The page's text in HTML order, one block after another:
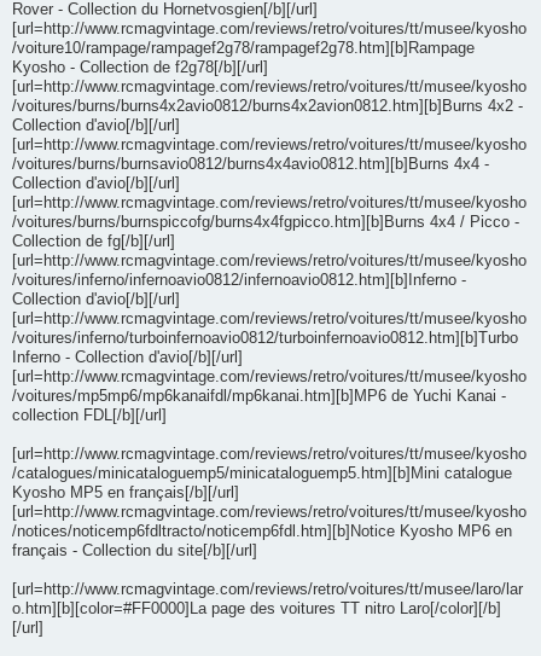
Rover - Collection du Hornetvosgien[/b][/url]
[url=http://www.rcmagvintage.com/reviews/retro/voitures/tt/musee/kyosho
/voiture10/rampage/rampagef2g78/rampagef2g78.htm][b]Rampage
Kyosho - Collection de f2g78[/b][/url]
[url=http://www.rcmagvintage.com/reviews/retro/voitures/tt/musee/kyosho
/voitures/burns/burns4x2avio0812/burns4x2avion0812.htm][b]Burns 4x2 -
Collection d'avio[/b][/url]
[url=http://www.rcmagvintage.com/reviews/retro/voitures/tt/musee/kyosho
/voitures/burns/burnsavio0812/burns4x4avio0812.htm][b]Burns 4x4 -
Collection d'avio[/b][/url]
[url=http://www.rcmagvintage.com/reviews/retro/voitures/tt/musee/kyosho
/voitures/burns/burnspiccofg/burns4x4fgpicco.htm][b]Burns 4x4 / Picco -
Collection de fg[/b][/url]
[url=http://www.rcmagvintage.com/reviews/retro/voitures/tt/musee/kyosho
/voitures/inferno/infernoavio0812/infernoavio0812.htm][b]Inferno -
Collection d'avio[/b][/url]
[url=http://www.rcmagvintage.com/reviews/retro/voitures/tt/musee/kyosho
/voitures/inferno/turboinfernoavio0812/turboinfernoavio0812.htm][b]Turbo
Inferno - Collection d'avio[/b][/url]
[url=http://www.rcmagvintage.com/reviews/retro/voitures/tt/musee/kyosho
/voitures/mp5mp6/mp6kanaifdl/mp6kanai.htm][b]MP6 de Yuchi Kanai -
collection FDL[/b][/url]
[url=http://www.rcmagvintage.com/reviews/retro/voitures/tt/musee/kyosho
/catalogues/minicataloguemp5/minicataloguemp5.htm][b]Mini catalogue
Kyosho MP5 en français[/b][/url]
[url=http://www.rcmagvintage.com/reviews/retro/voitures/tt/musee/kyosho
/notices/noticemp6fdltracto/noticemp6fdl.htm][b]Notice Kyosho MP6 en
français - Collection du site[/b][/url]
[url=http://www.rcmagvintage.com/reviews/retro/voitures/tt/musee/laro/lar
o.htm][b][color=#FF0000]La page des voitures TT nitro Laro[/color][/b]
[/url]